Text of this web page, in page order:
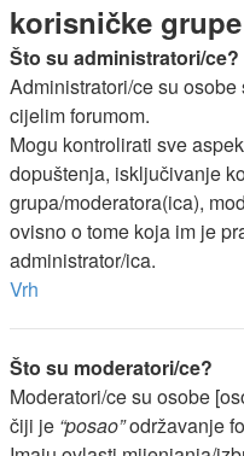
korisničke grupe
Što su administratori/ce?
Administratori/ce su
cijelim forumom.
Mogu kontrolirati sve
dopuštenja, isključivanje
grupa/moderatora(ica),
ovisno o tome koja im je
administrator/ica.
Vrh
Što su moderatori/ce?
Moderatori/ce su osobe
čiji je “posao”održavanje